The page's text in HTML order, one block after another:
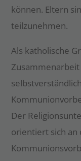
können. Eltern
teilzunehmen.
Als katholische
Der
orientiert sich an